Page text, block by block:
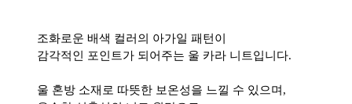
조화로운 배색 컬러의 아가일 패턴이
감각적인 포인트가 되어주는 울 카라 니트입니다.
울 혼방 소재로 따뜻한 보온성을 느낄 수 있으며,